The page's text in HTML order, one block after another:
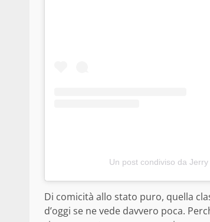
Un post condiviso da
Di comicità allo stato puro, quella
d’oggi se ne vede davvero poca.